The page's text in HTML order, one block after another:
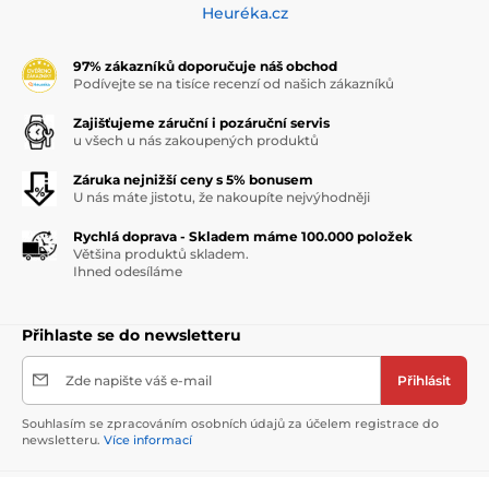
Heuréka.cz
97% zákazníků doporučuje náš obchod
Podívejte se na tisíce recenzí od našich zákazníků
Zajišťujeme záruční i pozáruční servis
u všech u nás zakoupených produktů
Záruka nejnižší ceny s 5% bonusem
U nás máte jistotu, že nakoupíte nejvýhodněji
Rychlá doprava - Skladem máme 100.000 položek
Většina produktů skladem.
Ihned odesíláme
Přihlaste se do newsletteru
Zde napište váš e-mail Přihlásit
Souhlasím se zpracováním osobních údajů za účelem registrace do
newsletteru. Více informací